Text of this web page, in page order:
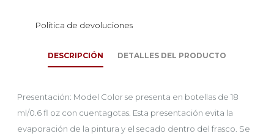
Política de devoluciones
DESCRIPCIÓN DETALLES DEL PRODUCTO
Presentación: Model Color se presenta en botellas de 18
ml/0.6 fl oz con cuentagotas. Esta presentación evita la
evaporación de la pintura y el secado dentro del frasco. Se